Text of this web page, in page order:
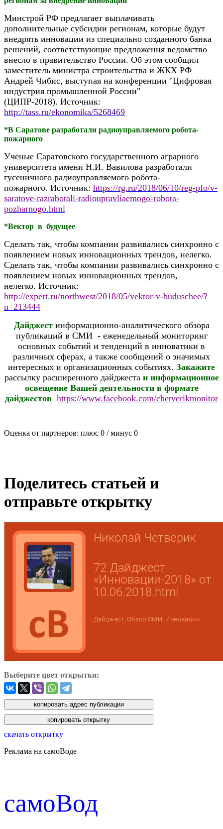
Минстрой РФ предлагает выплачивать
дополнительные субсидии регионам, которые будут
внедрять инновации из специально созданного банка
решений, соответствующие предложения ведомство
внесло в правительство России. Об этом сообщил
заместитель министра строительства и ЖКХ РФ
Андрей Чибис, выступая на конференции "Цифровая
индустрия промышленной России"
(ЦИПР-2018). Источник:
http://tass.ru/ekonomika/5268469
*В Саратове разработали радиоуправляемого робота-
пожарного
Ученые Саратовского государственного аграрного
университета имени Н.И. Вавилова разработали
гусеничного радиоуправляемого робота-
пожарного. Источник: https://rg.ru/2018/06/10/reg-pfo/v-
saratove-razrabotali-radioupravliaemogo-robota-
pozharnogo.html
*Вектор в будущее
Сделать так, чтобы компании развивались синхронно с
появлением новых инновационных трендов, нелегко.
Сделать так, чтобы компании развивались синхронно с
появлением новых инновационных трендов,
нелегко. Источник:
http://expert.ru/northwest/2018/05/vektor-v-buduschee/?
n=213444
Дайджестинформационно-аналитического обзора
публикаций в СМИ - еженедельный мониторинг
основных событий и тенденций в инноватики в
различных сферах, а также сообщений о значимых
интересных и организационных событиях. Закажите
рассылку расширенного дайджеста и информационное
освещение Вашей деятельности в формате
дайджестов https://www.facebook.com/chetverikmonitor
Оценка от партнеров: плюс 0 / минус 0
Поделитесь статьей и
отправьте открытку
Выберите цвет открытки:
скачать открытку
Реклама на самоВоде
cамоВод